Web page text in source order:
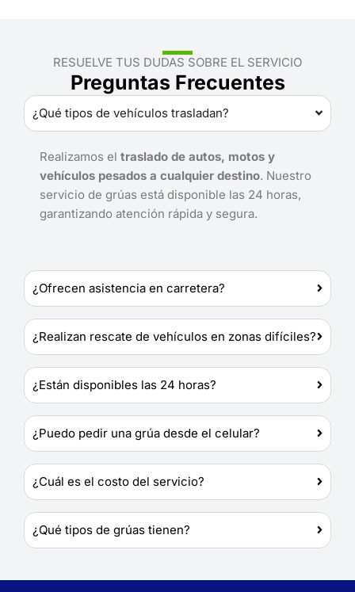
RESUELVE TUS DUDAS SOBRE EL SERVICIO
Preguntas Frecuentes
¿Qué tipos de vehículos trasladan?
Realizamos el traslado de autos, motos y
vehículos pesados a cualquier destino. Nuestro
servicio de grúas está disponible las 24 horas,
garantizando atención rápida y segura.
¿Ofrecen asistencia en carretera?
¿Realizan rescate de vehículos en zonas difíciles?
¿Están disponibles las 24 horas?
¿Puedo pedir una grúa desde el celular?
¿Cuál es el costo del servicio?
¿Qué tipos de grúas tienen?